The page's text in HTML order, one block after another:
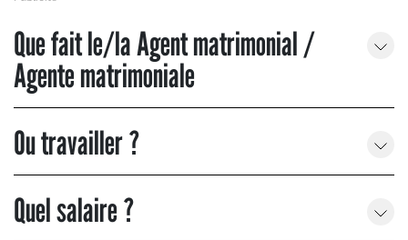
Que fait le/la Agent matrimonial /
Agente matrimoniale
Ou travailler ?
Quel salaire ?